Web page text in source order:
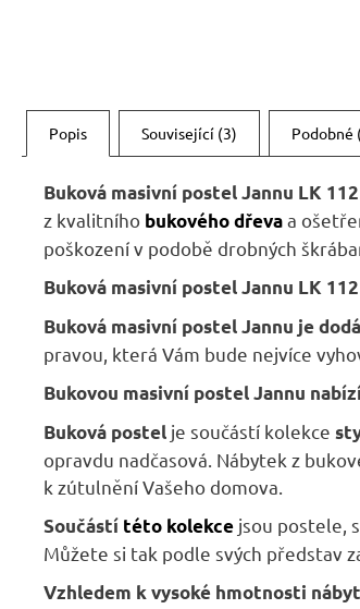
Popis Související (3) Podobné
Buková masivní postel Jannu LK 112
z kvalitního bukového dřevaa
poškození v podobě drobných
Buková masivní postel Jannu LK 112
Buková masivní postel Jannu je
pravou, která Vám bude nejvíce
Bukovou masivní postel Jannu
Buková postel je součástí kolekce
opravdu nadčasová. Nábytek z
k zútulnění Vašeho domova.
Součástí této kolekce jsou postele,
Můžete si tak podle svých představ
Vzhledem k vysoké hmotnosti